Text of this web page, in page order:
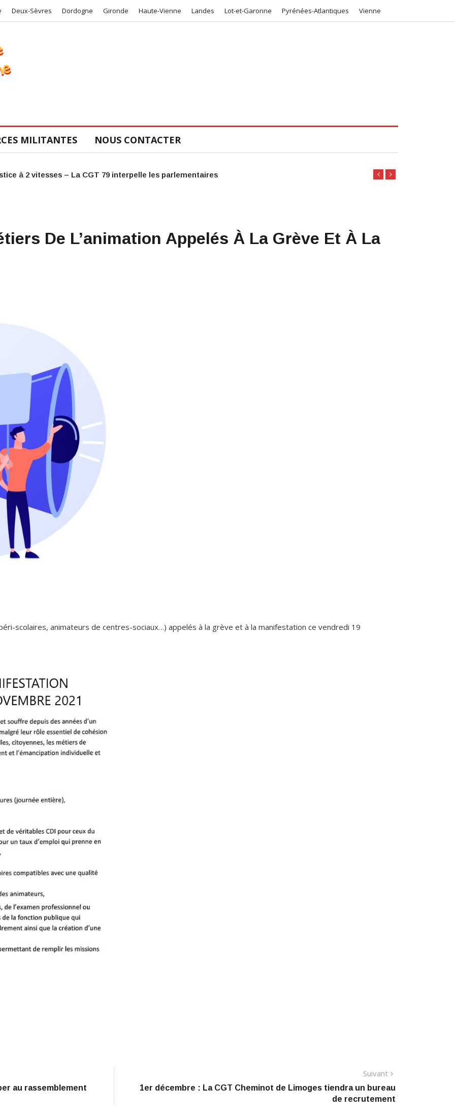
Deux-Sèvres Dordogne Gironde Haute-Vienne Landes Lot-et-Garonne Pyrénées-Atlantiques Vienne
MILITANTES NOUS CONTACTER
le COS de la CGT 47
De L’animation Appelés À La Grève Et À La
scolaires, animateurs de centres-sociaux…) appelés à la grève et à la manifestation ce vendredi 19
au rassemblement
Suivant
1er décembre : La CGT Cheminot de Limoges tiendra un bureau
de recrutement